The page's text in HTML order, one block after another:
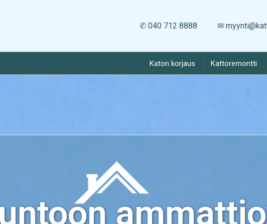
✆ 040 712 8888 ✉
Katon korjaus Kattoremontti